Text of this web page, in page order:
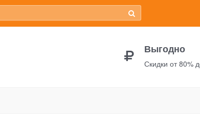
Выгодно
Скидки от 80%